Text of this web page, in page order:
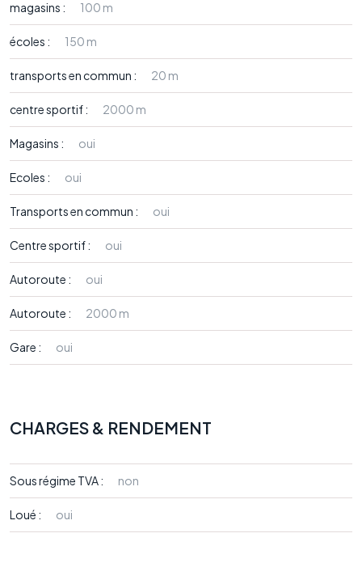
magasins : 100 m
écoles : 150 m
transports en commun : 20 m
centre sportif : 2000 m
Magasins : oui
Ecoles : oui
Transports en commun : oui
Centre sportif : oui
Autoroute : oui
Autoroute : 2000 m
Gare : oui
CHARGES & RENDEMENT
Sous régime TVA : non
Loué : oui